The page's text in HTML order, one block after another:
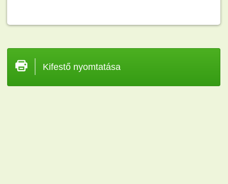
Kifestő nyomtatása